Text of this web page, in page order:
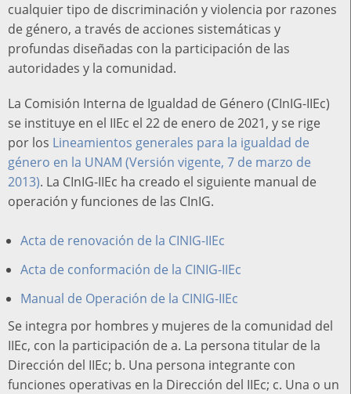
cualquier tipo de discriminación y violencia por razones
de género, a través de acciones sistemáticas y
profundas diseñadas con la participación de las
autoridades y la comunidad.
La Comisión Interna de Igualdad de Género (CInIG-IIEc)
se instituye en el IIEc el 22 de enero de 2021, y se rige
por los Lineamientos generales para la igualdad de
género en la UNAM (Versión vigente, 7 de marzo de
2013). La CInIG-IIEc ha creado el siguiente manual de
operación y funciones de las CInIG.
Acta de renovación de la CINIG-IIEc
Acta de conformación de la CINIG-IIEc
Manual de Operación de la CINIG-IIEc
Se integra por hombres y mujeres de la comunidad del
IIEc, con la participación de a. La persona titular de la
Dirección del IIEc; b. Una persona integrante con
funciones operativas en la Dirección del IIEc; c. Una o un